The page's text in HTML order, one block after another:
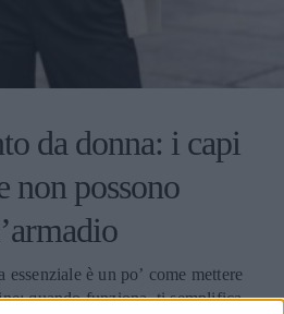
da donna: i capi
non possono
essenziale è un po’ come mettere
quando funziona, ti semplifica